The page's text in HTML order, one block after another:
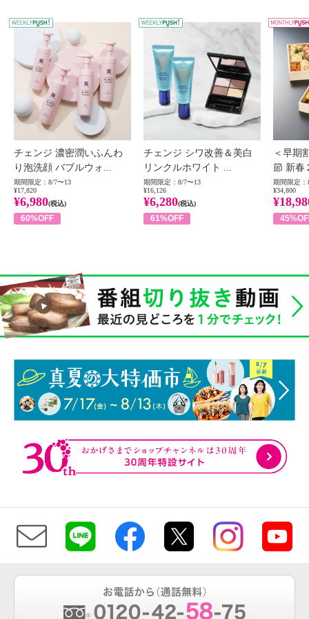
WEEKLY PUSH
チェンジ 濃密潤いふんわ
り泡洗顔 バブルウォ...
期間限定：8/7〜13
¥17,820
¥6,980(税込)
60%OFF
チェンジ シワ改善＆美白
リンクルホワイト ...
期間限定：8/7〜13
¥16,126
¥6,280(税込)
61%OFF
＜早期
節 新春
期間限定：
¥34,800